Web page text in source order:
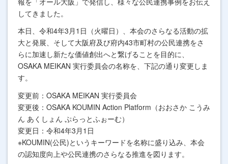
してきました。
本日、令和4年3月1日（火曜日）、本会のさらなる活動の拡
大と発展、そして大阪府及び府内43市町村の公民連携をさ
らに加速し新たな価値創出へと繋げることを目的に、
OSAKA MEIKAN 実行委員会の名称を、下記の通り変更しま
す。
変更前：OSAKA MEIKAN 実行委員会
変更後：OSAKA KOUMIN Action Platform（おおさか こうみ
ん あくしょん ぷらっとふぉーむ）
変更日：令和4年3月1日
※KOUMIN(公民)というキーワードを名称に盛り込み、本会
の認知度向上や公民連携のさらなる推進を図ります。